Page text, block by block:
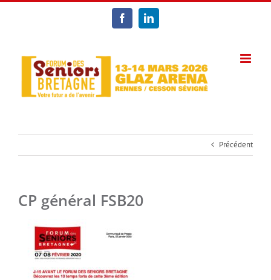
Passer
FacebookLinkedIn
Précédent
CP général FSB20